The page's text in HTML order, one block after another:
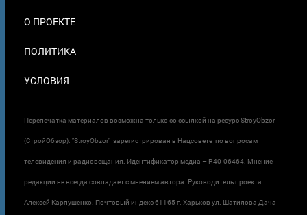
О ПРОЕКТЕ
ПОЛИТИКА
УСЛОВИЯ
Перепечатка материалов возможна только со ссылкой на ресурс StroyObzor
(СтройОбзор). "StroyObzor" зарегистрирован в Нацсовете по вопросам
телевидения и радиовещания. Идентификатор медиа – R40-06464. Мнение
редакции не всегда совпадает с мнением автора. Руководитель проекта
Алексей Карпушенко. Почтовый индекс 61165 г. Харьков ул. Шатилова Дача